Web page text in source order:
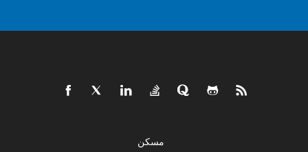
مسكن